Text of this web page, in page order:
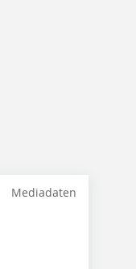
Mediadaten